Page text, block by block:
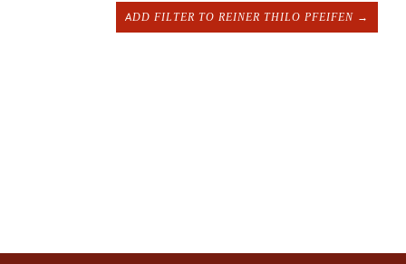
ADD FILTER TO REINER THILO PFEIFEN →